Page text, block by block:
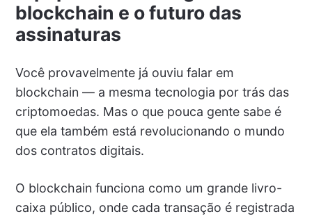
blockchain e o futuro das
assinaturas
Você provavelmente já ouviu falar em
blockchain — a mesma tecnologia por trás das
criptomoedas. Mas o que pouca gente sabe é
que ela também está revolucionando o mundo
dos contratos digitais.
O blockchain funciona como um grande livro-
caixa público, onde cada transação é registrada